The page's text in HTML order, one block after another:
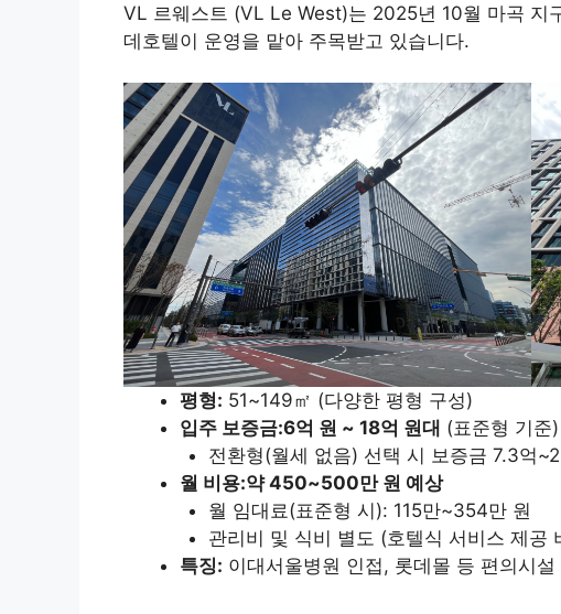
VL 르웨스트 (VL Le West)는 2025년 10월 마곡 지
데호텔이 운영을 맡아 주목받고 있습니다.
평형: 51~149㎡ (다양한 평형 구성)
입주 보증금:6억 원 ~ 18억 원대 (표준형 기준)
전환형(월세 없음) 선택 시 보증금 7.3억
월 비용:약 450~500만 원 예상
월 임대료(표준형 시): 115만~354만 원
관리비 및 식비 별도 (호텔식 서비스 제공
특징: 이대서울병원 인접, 롯데몰 등 편의시